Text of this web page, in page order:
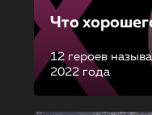
Что
12 героев
2022 года